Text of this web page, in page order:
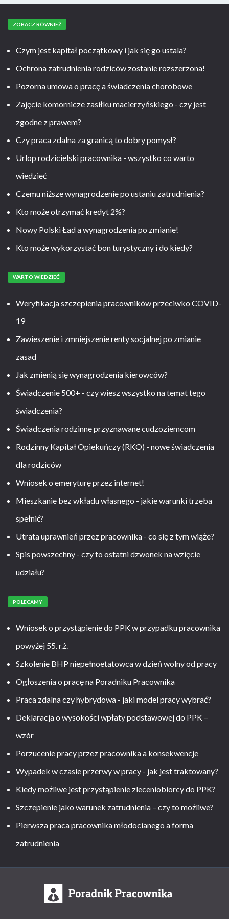
ZOBACZ RÓWNIEŻ
Czym jest kapitał początkowy i jak się go ustala?
Ochrona zatrudnienia rodziców zostanie rozszerzona!
Pozorna umowa o pracę a świadczenia chorobowe
Zajęcie komornicze zasiłku macierzyńskiego - czy jest
zgodne z prawem?
Czy praca zdalna za granicą to dobry pomysł?
Urlop rodzicielski pracownika - wszystko co warto
wiedzieć
Czemu niższe wynagrodzenie po ustaniu zatrudnienia?
Kto może otrzymać kredyt 2%?
Nowy Polski Ład a wynagrodzenia po zmianie!
Kto może wykorzystać bon turystyczny i do kiedy?
WARTO WIEDZIEĆ
Weryfikacja szczepienia pracowników przeciwko COVID-
19
Zawieszenie i zmniejszenie renty socjalnej po zmianie
zasad
Jak zmienią się wynagrodzenia kierowców?
Świadczenie 500+ - czy wiesz wszystko na temat tego
świadczenia?
Świadczenia rodzinne przyznawane cudzoziemcom
Rodzinny Kapitał Opiekuńczy (RKO) - nowe świadczenia
dla rodziców
Wniosek o emeryturę przez internet!
Mieszkanie bez wkładu własnego - jakie warunki trzeba
spełnić?
Utrata uprawnień przez pracownika - co się z tym wiąże?
Spis powszechny - czy to ostatni dzwonek na wzięcie
udziału?
POLECAMY
Wniosek o przystąpienie do PPK w przypadku pracownika
powyżej 55. r.ż.
Szkolenie BHP niepełnoetatowca w dzień wolny od pracy
Ogłoszenia o pracę na Poradniku Pracownika
Praca zdalna czy hybrydowa - jaki model pracy wybrać?
Deklaracja o wysokości wpłaty podstawowej do PPK –
wzór
Porzucenie pracy przez pracownika a konsekwencje
Wypadek w czasie przerwy w pracy - jak jest traktowany?
Kiedy możliwe jest przystąpienie zleceniobiorcy do PPK?
Szczepienie jako warunek zatrudnienia – czy to możliwe?
Pierwsza praca pracownika młodocianego a forma
zatrudnienia